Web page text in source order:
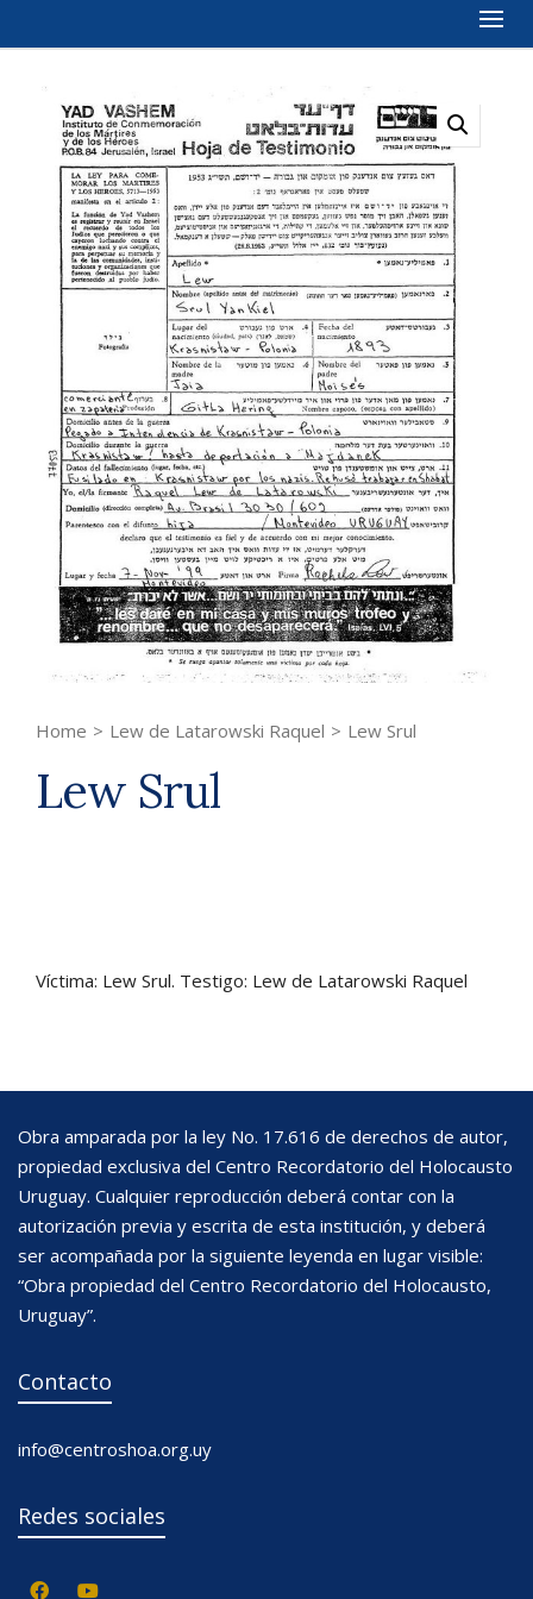
Home > Lew de Latarowski Raquel > Lew Srul
Lew Srul
Víctima: Lew Srul. Testigo: Lew de Latarowski Raquel
Obra amparada por la ley No. 17.616 de derechos de autor,
propiedad exclusiva del Centro Recordatorio del Holocausto
Uruguay. Cualquier reproducción deberá contar con la
autorización previa y escrita de esta institución, y deberá
ser acompañada por la siguiente leyenda en lugar visible:
“Obra propiedad del Centro Recordatorio del Holocausto,
Uruguay”.
Contacto
info@centroshoa.org.uy
Redes sociales